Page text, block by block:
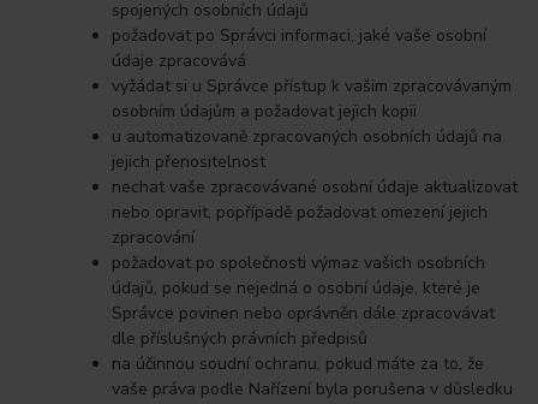
spojených osobních údajů
požadovat po Správci informaci, jaké vaše osobní
údaje zpracovává
vyžádat si u Správce přístup k vašim zpracovávaným
osobním údajům a požadovat jejich kopii
u automatizovaně zpracovaných osobních údajů na
jejich přenositelnost
nechat vaše zpracovávané osobní údaje aktualizovat
nebo opravit, popřípadě požadovat omezení jejich
zpracování
požadovat po společnosti výmaz vašich osobních
údajů, pokud se nejedná o osobní údaje, které je
Správce povinen nebo oprávněn dále zpracovávat
dle příslušných právních předpisů
na účinnou soudní ochranu, pokud máte za to, že
vaše práva podle Nařízení byla porušena v důsledku